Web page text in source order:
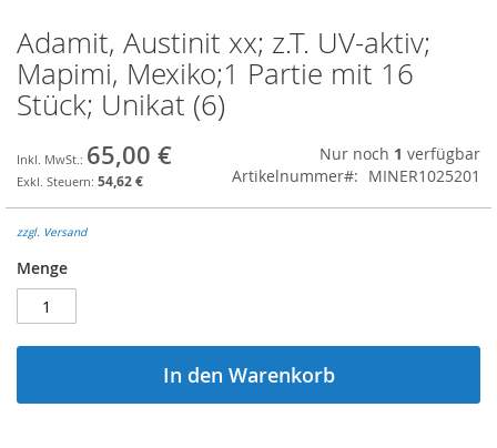
Zum
Anfang
der
Bildgalerie
Adamit, Austinit xx; z.T. UV-aktiv;
Mapimi, Mexiko;1 Partie mit 16
Stück; Unikat (6)
65,00 €
54,62 €
Nur noch 1 verfügbar
Artikelnummer
MINER1025201
zzgl. Versand
Menge
In den Warenkorb